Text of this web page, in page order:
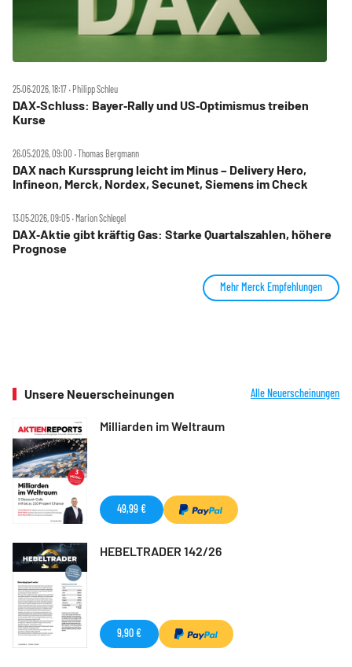
25.06.2026, 18:17 ‧ Philipp Schleu
DAX‑Schluss: Bayer‑Rally und US‑Optimismus treiben
Kurse
26.05.2026, 09:00 ‧ Thomas Bergmann
DAX nach Kurssprung leicht im Minus – Delivery Hero,
Infineon, Merck, Nordex, Secunet, Siemens im Check
13.05.2026, 09:05 ‧ Marion Schlegel
DAX‑Aktie gibt kräftig Gas: Starke Quartalszahlen, höhere
Prognose
Mehr Merck Empfehlungen
Unsere Neuerscheinungen Alle Neuerscheinungen
Milliarden im Weltraum
49,99 €
HEBELTRADER 142/26
9,90 €